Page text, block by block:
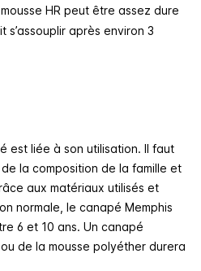
HR peut être assez dure
s’assouplir après environ 3
est liée à son utilisation. Il faut
la composition de la famille et
aux matériaux utilisés et
normale, le canapé Memphis
6 et 10 ans. Un canapé
de la mousse polyéther durera